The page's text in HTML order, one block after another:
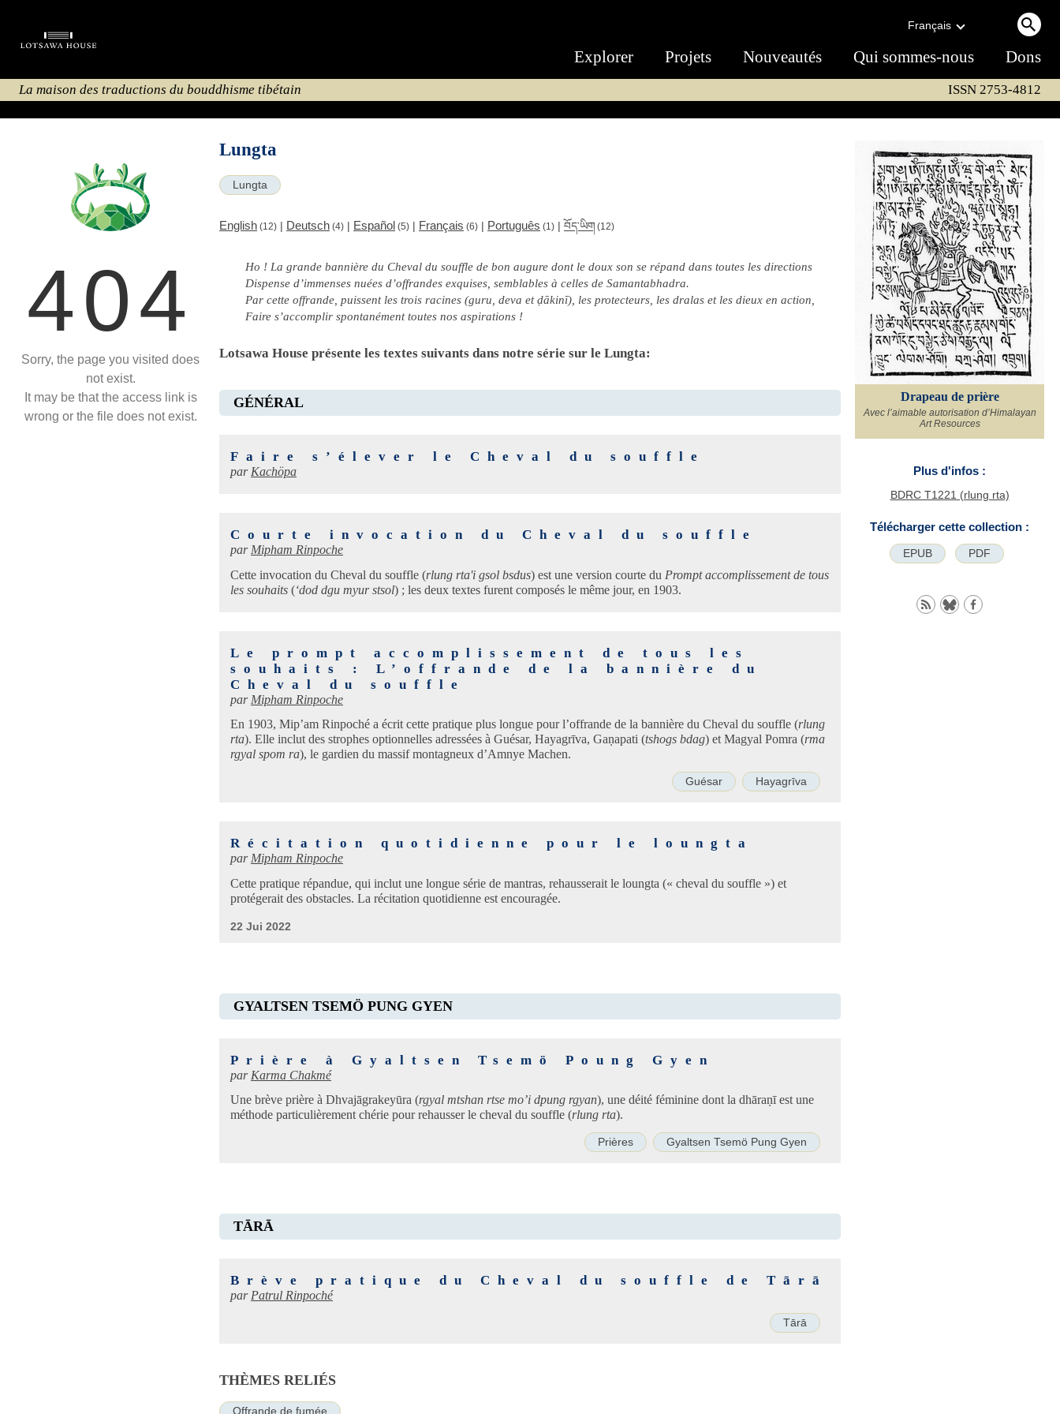
Français
Explorer Projets Nouveautés Qui sommes-nous Dons
La maison des traductions du bouddhisme tibétain ISSN 2753-4812
404
Sorry, the page you visited does
not exist.
It may be that the access link is
wrong or the file does not exist.
Lungta
Lungta
English (12) | Deutsch (4) | Español (5) | Français (6) | Português (1) | བོད་ཡིག (12)
Ho ! La grande bannière du Cheval du souffle de bon augure dont le doux son se répand dans toutes les directions
Dispense d’immenses nuées d’offrandes exquises, semblables à celles de Samantabhadra.
Par cette offrande, puissent les trois racines (guru, deva et ḍākinī), les protecteurs, les dralas et les dieux en action,
Faire s’accomplir spontanément toutes nos aspirations !
Lotsawa House présente les textes suivants dans notre série sur le Lungta:
GÉNÉRAL
Faire s’élever le Cheval du souffle
parKachöpa
Courte invocation du Cheval du souffle
parMipham Rinpoche
Cette invocation du Cheval du souffle (rlung rta'i gsol bsdus) est une version courte du Prompt accomplissement de tous
les souhaits (‘dod dgu myur stsol) ; les deux textes furent composés le même jour, en 1903.
Le prompt accomplissement de tous les
souhaits : L’offrande de la bannière du
Cheval du souffle
par Mipham Rinpoche
En 1903, Mip’am Rinpoché a écrit cette pratique plus longue pour l’offrande de la bannière du Cheval du souffle (rlung
rta). Elle inclut des strophes optionnelles adressées à Guésar, Hayagrīva, Gaṇapati (tshogs bdag) et Magyal Pomra (rma
rgyal spom ra), le gardien du massif montagneux d’Amnye Machen.
Guésar Hayagrīva
Récitation quotidienne pour le loungta
parMipham Rinpoche
Cette pratique répandue, qui inclut une longue série de mantras, rehausserait le loungta (« cheval du souffle ») et
protégerait des obstacles. La récitation quotidienne est encouragée.
22 Jui 2022
GYALTSEN TSEMÖ PUNG GYEN
Prière à Gyaltsen Tsemö Poung Gyen
par Karma Chakmé
Une brève prière à Dhvajāgrakeyūra (rgyal mtshan rtse mo’i dpung rgyan), une déité féminine dont la dhāraṇī est une
méthode particulièrement chérie pour rehausser le cheval du souffle (rlung rta).
Prières Gyaltsen Tsemö Pung Gyen
TĀRĀ
Brève pratique du Cheval du souffle de Tārā
parPatrul Rinpoché
Tārā
THÈMES RELIÉS
Offrande de fumée
Drapeau de prière
Avec l’aimable autorisation d’Himalayan
Art Resources
Plus d'infos :
BDRC T1221 (rlung rta)
Télécharger cette collection :
EPUB PDF